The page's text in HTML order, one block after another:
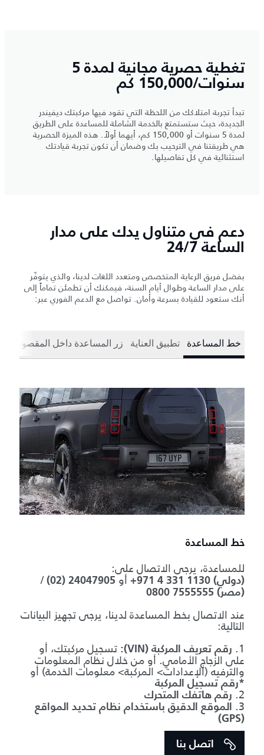
تغطية حصرية مجانية لمدة 5
سنوات/150,000 كم
تبدأ تجربة امتلاكك من اللحظة التي تقود فيها مركبتك ديفيندر
الجديدة، حيث ستستمتع بالخدمة الشاملة للمساعدة على الطريق
لمدة 5 سنوات أو 150,000 كم، أيهما أولاً. هذه الميزة الحصرية
هي طريقتنا في الترحيب بك وضمان أن تكون تجربة قيادتك
استثنائية في كل تفاصيلها.
دعم في متناول يدك على مدار
الساعة 24/7
بفضل فريق الرعاية المتخصص ومتعدد اللغات لدينا، والذي يتوفّر
على مدار الساعة وطوال أيام السنة، فيمكنك أن تطمئن تماماً إلى
أنك ستعود للقيادة بسرعة وأمان. تواصل مع الدعم الفوري عبر:
خط المساعدة تطبيق العناية زر المساعدة داخل المقصورة
خط المساعدة
للمساعدة، يرجى الاتصال على:
+971 4 331 1130 (دولي) أو (02) 24047905
/
0800 7555555 (مصر)
عند الاتصال بخط المساعدة لدينا، يرجى تجهيز البيانات
التالية:
1.
رقم تعريف المركبة (VIN): تسجيل مركبتك، أو
على الزجاج الأمامي. أو من خلال نظام المعلومات
والترفيه (الإعدادات> المركبة> معلومات الخدمة) أو
*رقم تسجيل المركبة
2. رقم هاتفك المتحرك
3.
الموقع الدقيق باستخدام نظام تحديد المواقع
(GPS)
اتصل بنا